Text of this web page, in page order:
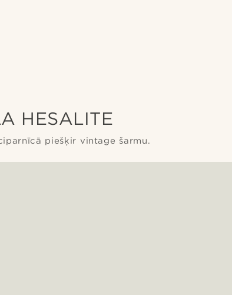
HESALITE
piešķir vintage šarmu.